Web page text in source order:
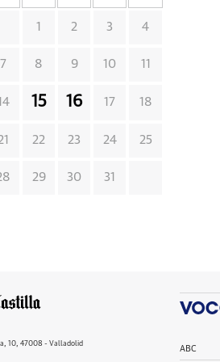
1 2 3 4
7 8 9 10 11
15 16 17 18
22 23 24 25
29 30 31
10, 47008 - Valladolid
ABC